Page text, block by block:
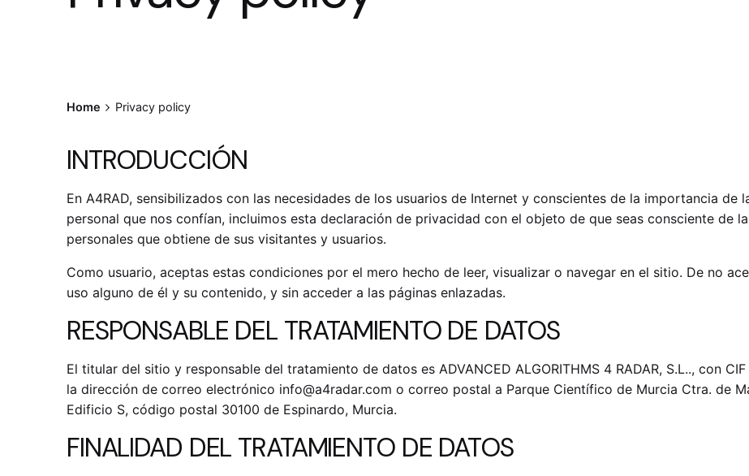
Home Privacy policy
INTRODUCCIÓN
En A4RAD, sensibilizados con las necesidades de los usuarios de Internet y conscientes de la importancia
personal que nos confían, incluimos esta declaración de privacidad con el objeto de que seas consciente de
personales que obtiene de sus visitantes y usuarios.
Como usuario, aceptas estas condiciones por el mero hecho de leer, visualizar o navegar en el sitio. De no
uso alguno de él y su contenido, y sin acceder a las páginas enlazadas.
RESPONSABLE DEL TRATAMIENTO DE DATOS
El titular del sitio y responsable del tratamiento de datos es ADVANCED ALGORITHMS 4 RADAR, S.L.., con
la dirección de correo electrónico info@a4radar.com o correo postal a Parque Científico de Murcia Ctra. de
Edificio S, código postal 30100 de Espinardo, Murcia.
FINALIDAD DEL TRATAMIENTO DE DATOS